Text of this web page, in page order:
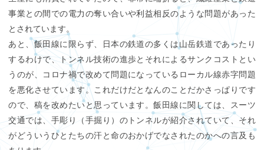
事業との間での電力の奪い合いや利益相反のような問題があった
とされています。
あと、飯田線に限らず、日本の鉄道の多くは山岳鉄道であったり
するわけで、トンネル技術の進歩とそれによるサンクコストとい
うのが、コロナ禍で改めて問題になっているローカル線赤字問題
を悪化させています。これだけだとなんのことだかさっぱりです
ので、稿を改めたいと思っています。飯田線に関しては、スーツ
交通では、手彫り（手掘り）のトンネルが紹介されていて、それ
がどういうひとたちの汗と命のおかげでなされたのかへの言及も